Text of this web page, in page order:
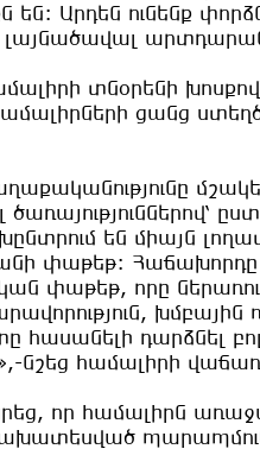
Արդեն ունենք
լայնածավալ
տնօրենի
ցանց
են միայն
փաթեթ: Հաճախորդը
փաթեթ, որը
դարձնել
նշեց համալիրի
որ համալիրն